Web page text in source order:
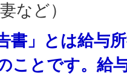
など）
書」とは給与
ことです。給